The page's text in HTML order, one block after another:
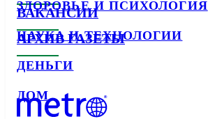
ЗДОРОВЬЕ И ПСИХОЛОГИЯ
НАУКА И ТЕХНОЛОГИИ
ДЕНЬГИ
ДОМ
ВАКАНСИИ
АРХИВ ГАЗЕТЫ